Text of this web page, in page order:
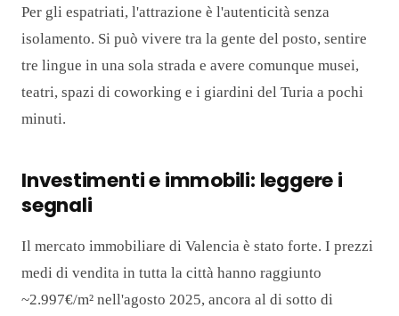
Per gli espatriati, l'attrazione è l'autenticità senza
isolamento. Si può vivere tra la gente del posto, sentire
tre lingue in una sola strada e avere comunque musei,
teatri, spazi di coworking e i giardini del Turia a pochi
minuti.
Investimenti e immobili: leggere i
segnali
Il mercato immobiliare di Valencia è stato forte. I prezzi
medi di vendita in tutta la città hanno raggiunto
~2.997€/m² nell'agosto 2025, ancora al di sotto di